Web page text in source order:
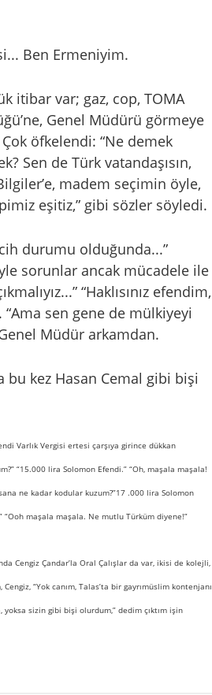
Ben Ermeniyim.
itibar var; gaz, cop, TOMA
Genel Müdürü görmeye
öfkelendi: “Ne demek
Sen de Türk vatandaşısın,
madem seçimin öyle,
eşitiz,” gibi sözler söyledi.
durumu olduğunda...”
sorunlar ancak mücadele ile
“Haklısınız efendim,
sen gene de mülkiyeyi
Müdür arkamdan.
bu kez Hasan Cemal gibi bişi
Varlık Vergisi ertesi çarşıya girince dükkan
“15.000 lira Solomon Efendi.” “Oh, maşala maşala!
ne kadar kodular kuzum?”17 .000 lira Solomon
“Ooh maşala maşala. Ne mutlu Türküm diyene!”
Cengiz Çandar’la Oral Çalışlar da var, ikisi de kolejli,
“Yok canım, Talas’ta bir gayrımüslim kontenjanı
yoksa sizin gibi bişi olurdum,” dedim çıktım işin